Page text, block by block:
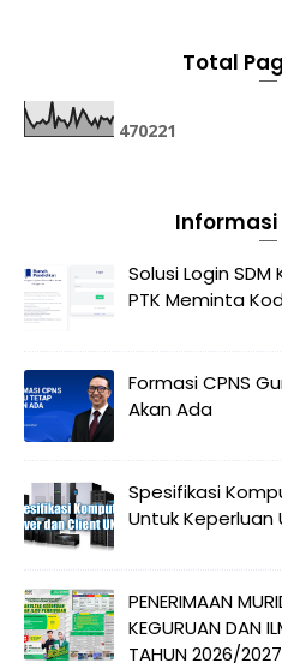
Total
470221
Informasi
Solusi Login
PTK Meminta
Formasi CPNS
Akan Ada
Spesifikasi
Untuk Keperluan
PENERIMAAN
KEGURUAN DAN
TAHUN 2026/2027